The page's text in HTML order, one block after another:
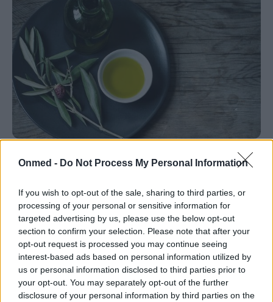
Onmed - Do Not Process My Personal Information
If you wish to opt-out of the sale, sharing to third parties, or
processing of your personal or sensitive information for
targeted advertising by us, please use the below opt-out
section to confirm your selection. Please note that after your
opt-out request is processed you may continue seeing
interest-based ads based on personal information utilized by
us or personal information disclosed to third parties prior to
your opt-out. You may separately opt-out of the further
disclosure of your personal information by third parties on the
Ελαιόλαδο: 11 εκπληκτικά οφέλη για
Το οφέλη από την κατανάλωση ελαιόλαδου στη
διατροφή είναι αναρίθμητα. Παράλληλα, είναι ένα από
τα λίγα συστατικά της διατροφής που…